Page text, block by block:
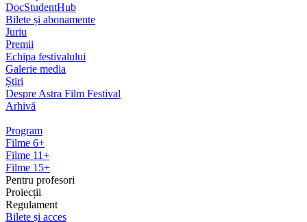
DocStudentHub
Bilete și abonamente
Juriu
Premii
Echipa festivalului
Galerie media
Știri
Despre Astra Film Festival
Arhivă
Program
Filme 6+
Filme 11+
Filme 15+
Pentru profesori
Proiecții
Regulament
Bilete și acces